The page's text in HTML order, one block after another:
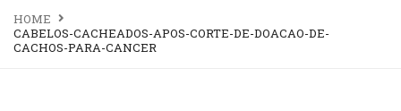
HOME
CABELOS-CACHEADOS-APOS-CORTE-DE-DOACAO-DE-
CACHOS-PARA-CANCER